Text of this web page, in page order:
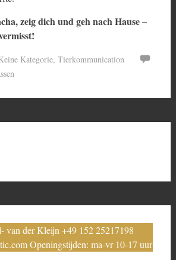
zeig dich und geh nach Hause –
Kategorie, Tierkommunication
van der Kleijn +49 152 25217198
Openingstijden: ma-vr 10-17 uur